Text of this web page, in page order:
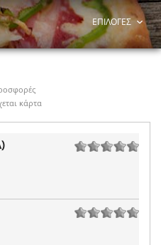
ΕΠΙΛΟΓΕΣ
κάρτα